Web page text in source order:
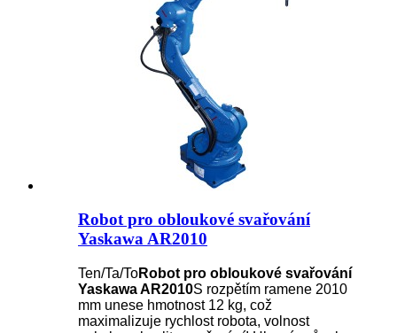
Robot pro obloukové svařování
Yaskawa AR2010
Ten/Ta/ToRobot pro obloukové svařování
Yaskawa AR2010S rozpětím ramene 2010
mm unese hmotnost 12 kg, což
maximalizuje rychlost robota, volnost